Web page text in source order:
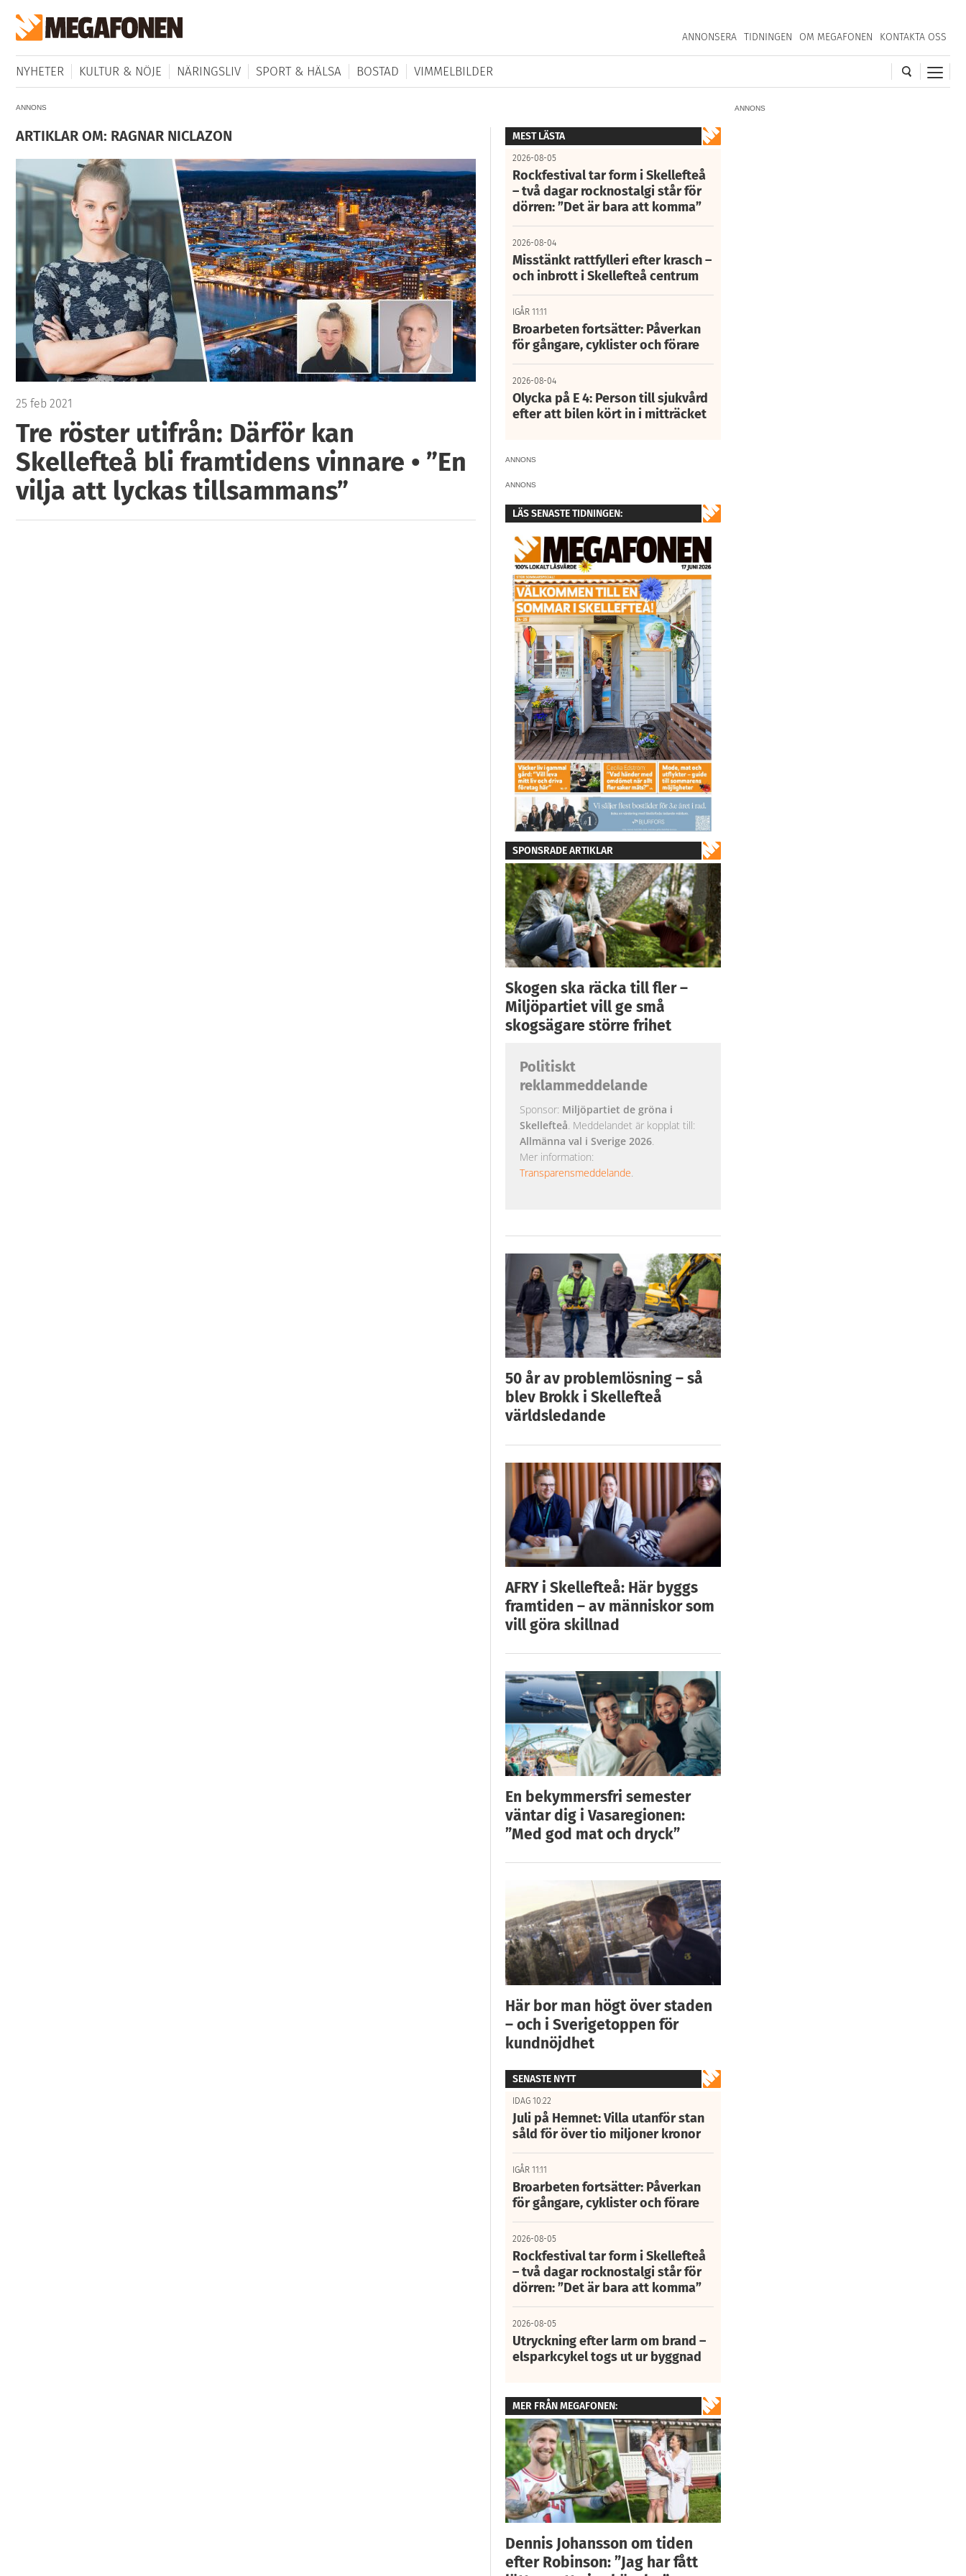
ANNONSERA TIDNINGEN OM MEGAFONEN KONTAKTA OSS
NYHETER KULTUR & NÖJE NÄRINGSLIV SPORT & HÄLSA BOSTAD VIMMELBILDER
ANNONS
ANNONS
ARTIKLAR OM: RAGNAR NICLAZON
25 feb 2021
Tre röster utifrån: Därför kan
Skellefteå bli framtidens vinnare • ”En
vilja att lyckas tillsammans”
MEST LÄSTA
2026-08-05
Rockfestival tar form i Skellefteå
– två dagar rocknostalgi står för
dörren: ”Det är bara att komma”
2026-08-04
Misstänkt rattfylleri efter krasch –
och inbrott i Skellefteå centrum
IGÅR 11:11
Broarbeten fortsätter: Påverkan
för gångare, cyklister och förare
2026-08-04
Olycka på E 4: Person till sjukvård
efter att bilen kört in i mitträcket
ANNONS
ANNONS
LÄS SENASTE TIDNINGEN:
SPONSRADE ARTIKLAR
Skogen ska räcka till fler –
Miljöpartiet vill ge små
skogsägare större frihet
Politiskt
reklammeddelande
Sponsor: Miljöpartiet de gröna i
Skellefteå. Meddelandet är kopplat till:
Allmänna val i Sverige 2026.
Mer information:
Transparensmeddelande.
50 år av problemlösning – så
blev Brokk i Skellefteå
världsledande
AFRY i Skellefteå: Här byggs
framtiden – av människor som
vill göra skillnad
En bekymmersfri semester
väntar dig i Vasaregionen:
”Med god mat och dryck”
Här bor man högt över staden
– och i Sverigetoppen för
kundnöjdhet
SENASTE NYTT
IDAG 10:22
Juli på Hemnet: Villa utanför stan
såld för över tio miljoner kronor
IGÅR 11:11
Broarbeten fortsätter: Påverkan
för gångare, cyklister och förare
2026-08-05
Rockfestival tar form i Skellefteå
– två dagar rocknostalgi står för
dörren: ”Det är bara att komma”
2026-08-05
Utryckning efter larm om brand –
elsparkcykel togs ut ur byggnad
MER FRÅN MEGAFONEN:
Dennis Johansson om tiden
efter Robinson: ”Jag har fått